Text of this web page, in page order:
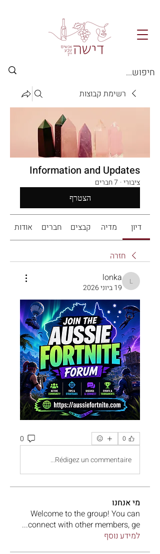
רשימת קבוצות
Information and Updates
ציבורי· 7 חברים
הצטרף
דיון מדיה קבצים חברים אודות
חזרה
lonka
lonka
19 ביוני 2026
0
0
Rédigez un commentaire...
מי אנחנו
Welcome to the group! You can
connect with other members, ge
...
למידע נוסף